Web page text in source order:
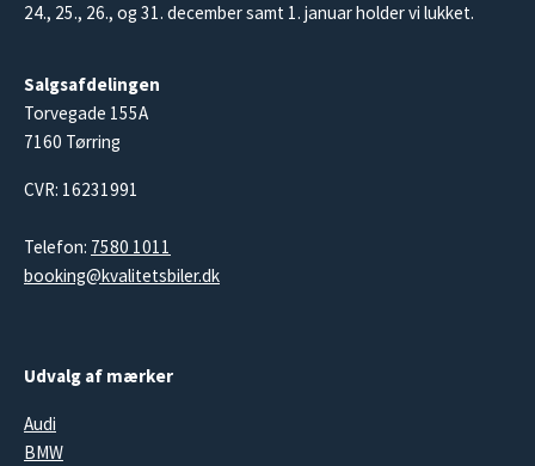
24., 25., 26., og 31. december samt 1. januar holder vi lukket.
Salgsafdelingen
Torvegade 155A
7160 Tørring
CVR: 16231991
Telefon: 7580 1011
booking@kvalitetsbiler.dk
Udvalg af mærker
Audi
BMW